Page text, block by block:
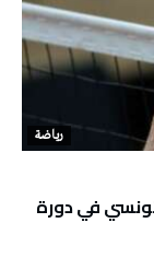
رياضة
في دورة